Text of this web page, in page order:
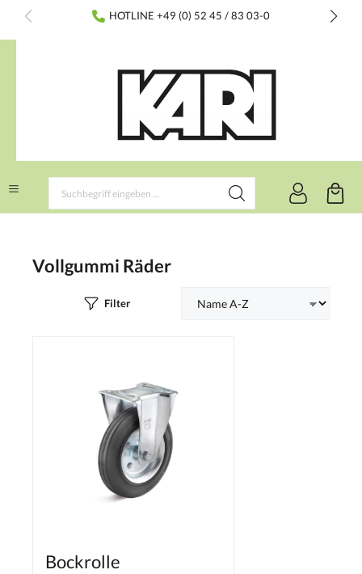
springen HOTLINE +49 (0) 52 45 / 83 03-0
Vollgummi Räder
Filter
Bockrolle